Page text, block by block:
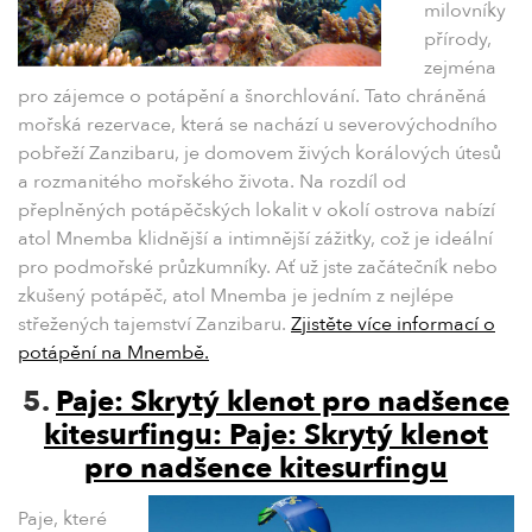
milovníky
přírody,
zejména
pro zájemce o potápění a šnorchlování. Tato chráněná
mořská rezervace, která se nachází u severovýchodního
pobřeží Zanzibaru, je domovem živých korálových útesů
a rozmanitého mořského života. Na rozdíl od
přeplněných potápěčských lokalit v okolí ostrova nabízí
atol Mnemba klidnější a intimnější zážitky, což je ideální
pro podmořské průzkumníky. Ať už jste začátečník nebo
zkušený potápěč, atol Mnemba je jedním z nejlépe
střežených tajemství Zanzibaru. Zjistěte více informací o
potápění na Mnembě.
5. Paje: Skrytý klenot pro nadšence
kitesurfingu: Paje: Skrytý klenot
pro nadšence kitesurfingu
Paje, které